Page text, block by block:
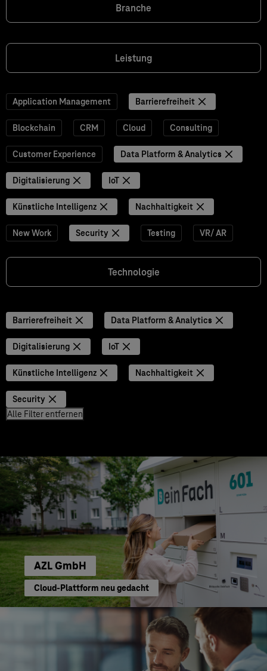
Branche
Leistung
Application Management Barrierefreiheit
Blockchain CRM Cloud Consulting
Customer Experience Data Platform & Analytics
Digitalisierung IoT
Künstliche Intelligenz Nachhaltigkeit
New Work Security Testing VR/ AR
Technologie
Barrierefreiheit Data Platform & Analytics
Digitalisierung IoT
Künstliche Intelligenz Nachhaltigkeit
Security
Alle Filter entfernen
AZL GmbH
Cloud-Plattform neu gedacht